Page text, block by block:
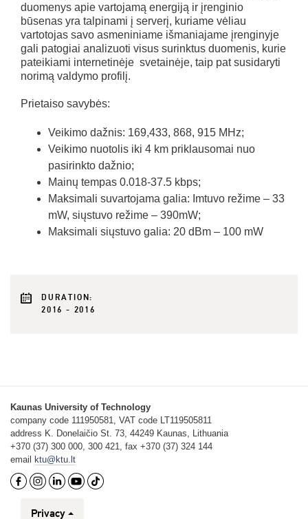
duomenys apie vartojamą energiją ir įrenginio
būsenas yra talpinami į serverį, kuriame vėliau
vartotojas savo asmeniniame išmaniajame įrenginyje
gali patogiai analizuoti visus surinktus duomenis, kurie
pateikiami internetinėje svetainėje, taip pat susidaryti
norimą valdymo profilį.
Prietaiso savybės:
Veikimo dažnis: 169,433, 868, 915 MHz;
Veikimo nuotolis iki 4 km priklausomai nuo
pasirinkto dažnio;
Mainų tempas 0.018-37.5 kbps;
Maksimali suvartojama galia: Imtuvo režime – 33
mW, siųstuvo režime – 390mW;
Maksimali siųstuvo galia: 20 dBm – 100 mW
DURATION:
2016 - 2016
Kaunas University of Technology
company code 111950581, VAT code LT119505811
address K. Donelaičio St. 73, 44249 Kaunas, Lithuania
+370 (37) 300 000, 300 421, fax +370 (37) 324 144
email
ktu@ktu.lt
Privacy